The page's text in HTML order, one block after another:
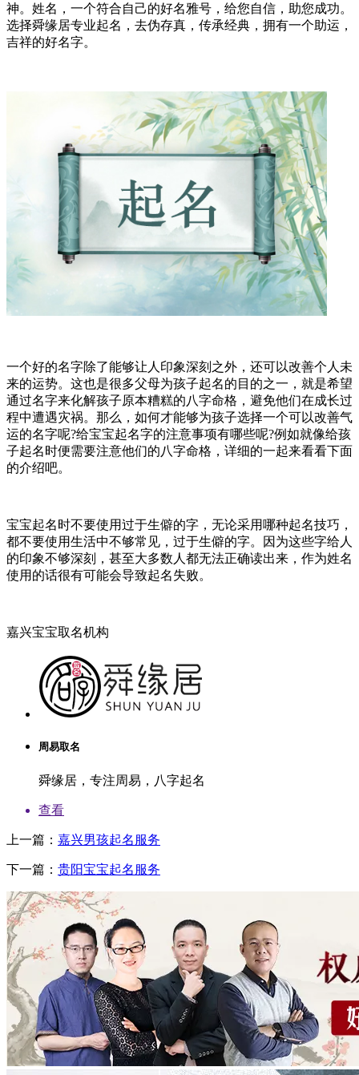
神。姓名，一个符合自己的好名雅号，给您自信，助您成功。
选择舜缘居专业起名，去伪存真，传承经典，拥有一个助运，
吉祥的好名字。
一个好的名字除了能够让人印象深刻之外，还可以改善个人未
来的运势。这也是很多父母为孩子起名的目的之一，就是希望
通过名字来化解孩子原本糟糕的八字命格，避免他们在成长过
程中遭遇灾祸。那么，如何才能够为孩子选择一个可以改善气
运的名字呢?给宝宝起名字的注意事项有哪些呢?例如就像给孩
子起名时便需要注意他们的八字命格，详细的一起来看看下面
的介绍吧。
宝宝起名时不要使用过于生僻的字，无论采用哪种起名技巧，
都不要使用生活中不够常见，过于生僻的字。因为这些字给人
的印象不够深刻，甚至大多数人都无法正确读出来，作为姓名
使用的话很有可能会导致起名失败。
嘉兴宝宝取名机构
周易取名
舜缘居，专注周易，八字起名
查看
上一篇： 嘉兴男孩起名服务
下一篇： 贵阳宝宝起名服务